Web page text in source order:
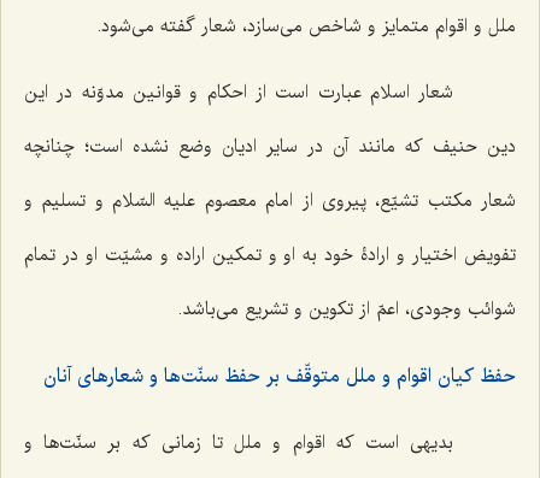
ملل و اقوام متمایز و شاخص می‌سازد، شعار گفته می‌شود.
شعار اسلام عبارت است از احکام و قوانین مدوّنه در این
دین حنیف که مانند آن در سایر ادیان وضع نشده است؛ چنانچه
شعار مکتب تشیّع، پیروی از امام معصوم علیه السّلام و تسلیم و
تفویض اختیار و ارادۀ خود به او و تمکین اراده و مشیّت او در تمام
شوائب وجودی، اعمّ از تکوین و تشریع می‌باشد.
حفظ کیان اقوام و ملل متوقّف بر حفظ سنّت‌ها و شعارهای آنان
بدیهی است که اقوام و ملل تا زمانی که بر سنّت‌ها و